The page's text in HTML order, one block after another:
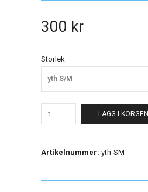
300 kr
Storlek
yth S/M
LÄGG I KORGEN
Artikelnummer: yth-SM